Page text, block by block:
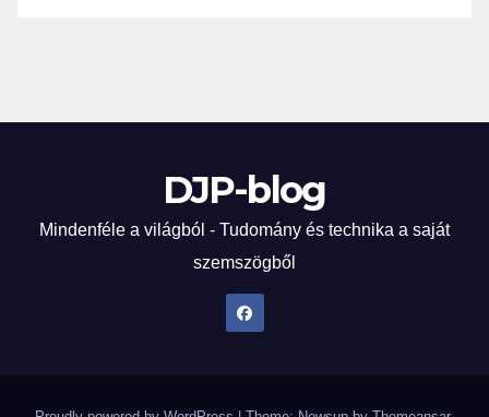
DJP-blog
Mindenféle a világból - Tudomány és technika a saját
szemszögből